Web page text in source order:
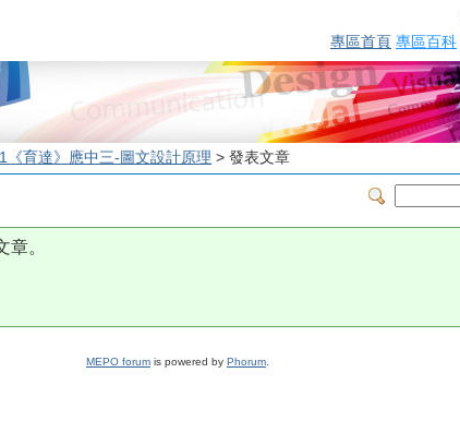
專區首頁 專區百科
《育達》應中三-圖文設計原理 > 發表文章
。
MEPO forum is powered by Phorum